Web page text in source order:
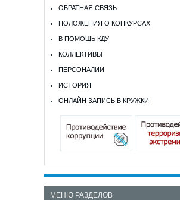
ОБРАТНАЯ СВЯЗЬ
ПОЛОЖЕНИЯ О КОНКУРСАХ
В ПОМОЩЬ КДУ
КОЛЛЕКТИВЫ
ПЕРСОНАЛИИ
ИСТОРИЯ
ОНЛАЙН ЗАПИСЬ В КРУЖКИ
МЕНЮ РАЗДЕЛОВ